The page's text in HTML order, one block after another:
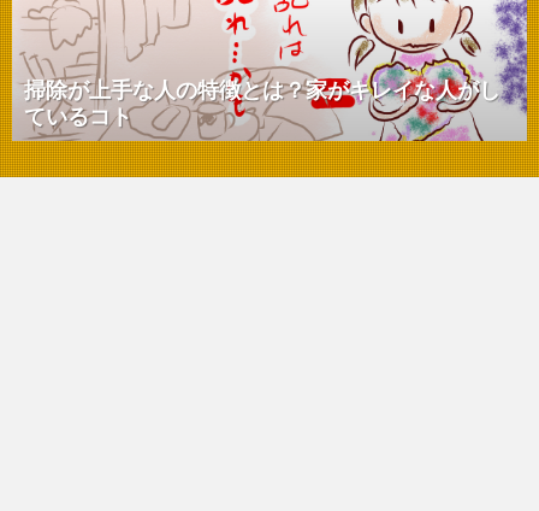
掃除が上手な人の特徴とは？家がキレイな人がし
ているコト